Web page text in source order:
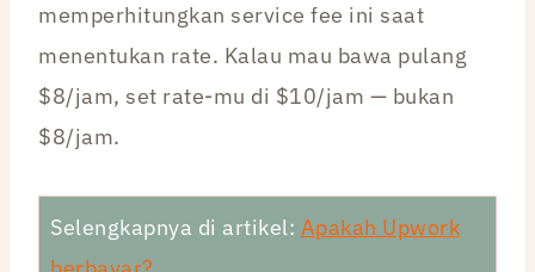
memperhitungkan service fee ini saat
menentukan rate. Kalau mau bawa pulang
$8/jam, set rate-mu di $10/jam — bukan
$8/jam.
Selengkapnya di artikel: Apakah Upwork